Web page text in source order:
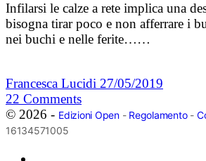
Infilarsi le calze a rete implica una
bisogna tirar poco e non afferrare i
nei buchi e nelle ferite……
Francesca Lucidi 27/05/2019
22 Comments
© 2026 - Edizioni Open- Regolamento-
16134571005